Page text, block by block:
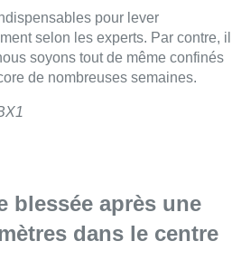
pour lever
selon les experts. Par contre, il
soyons tout de même confinés
de nombreuses semaines.
blessée après une
dans le centre